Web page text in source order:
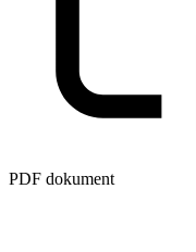
PDF dokument